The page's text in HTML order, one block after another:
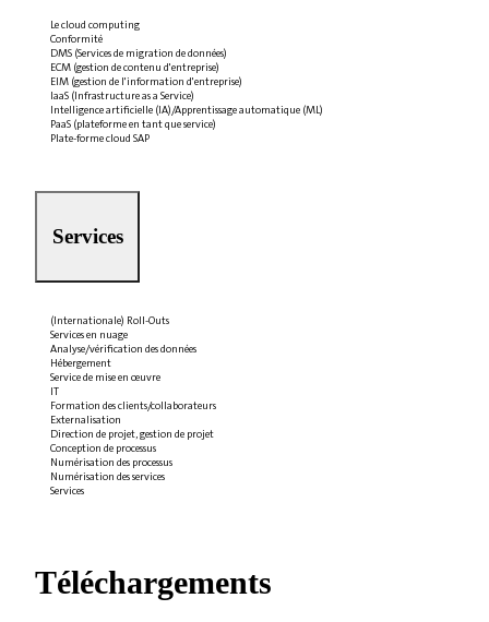
Le cloud computing
Conformité
DMS (Services de migration de données)
ECM (gestion de contenu d'entreprise)
EIM (gestion de l'information d'entreprise)
IaaS (Infrastructure as a Service)
Intelligence artificielle (IA)/Apprentissage automatique (ML)
PaaS (plateforme en tant que service)
Plate-forme cloud SAP
Services
(Internationale) Roll-Outs
Services en nuage
Analyse/vérification des données
Hébergement
Service de mise en œuvre
IT
Formation des clients/collaborateurs
Externalisation
Direction de projet, gestion de projet
Conception de processus
Numérisation des processus
Numérisation des services
Services
Téléchargements